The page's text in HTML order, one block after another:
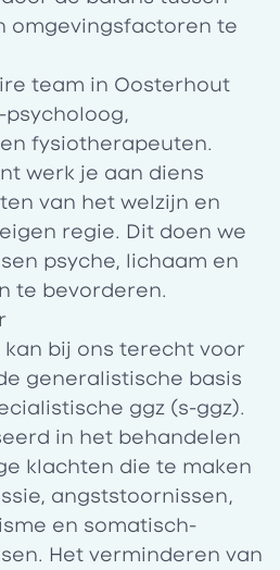
omgevingsfactoren te
team in Oosterhout
fysiotherapeuten.
werk je aan diens
van het welzijn en
regie. Dit doen we
psyche, lichaam en
te bevorderen.
bij ons terecht voor
generalistische basis
ggz (s-ggz).
in het behandelen
klachten die te maken
angststoornissen,
en somatisch-
Het verminderen van